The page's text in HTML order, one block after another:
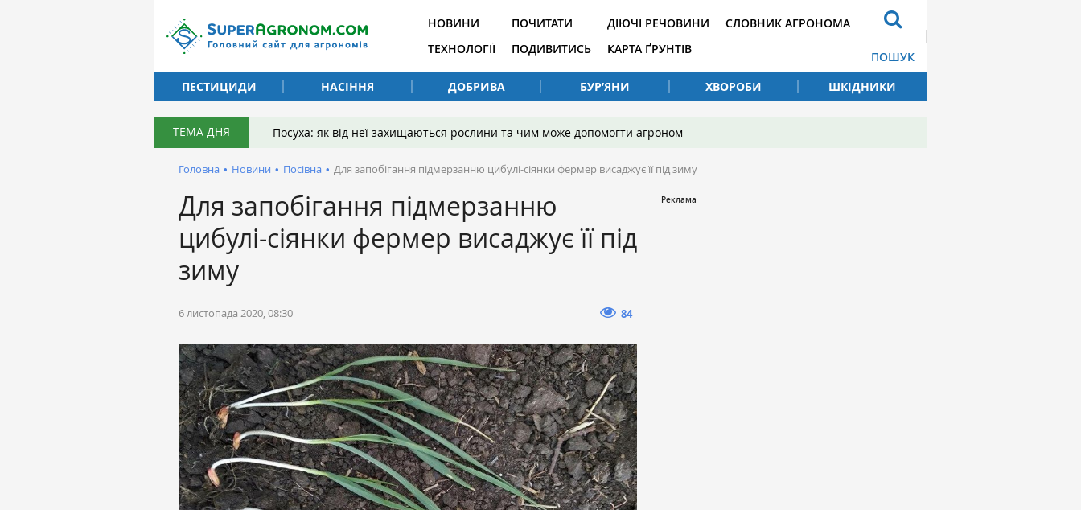
НОВИНИ
ТЕХНОЛОГІЇ
ПОЧИТАТИ
ПОДИВИТИСЬ
ДІЮЧІ РЕЧОВИНИ
КАРТА ҐРУНТІВ
СЛОВНИК АГРОНОМА
ПОШУК
ПЕСТИЦИДИ
НАСІННЯ ДОБРИВА БУР’ЯНИ ХВОРОБИ ШКІДНИКИ
ТЕМА ДНЯ Посуха: як від неї захищаються рослини та чим може допомогти агроном
Головна • Новини • Посівна • Для запобігання підмерзанню цибулі-сіянки фермер висаджує її під зиму
Для запобігання підмерзанню
цибулі-сіянки фермер висаджує її під
зиму
6 листопада 2020, 08:30 84